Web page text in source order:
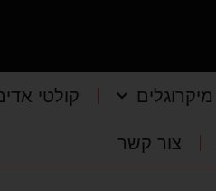
מיקרוגלים קולטי
צור קשר